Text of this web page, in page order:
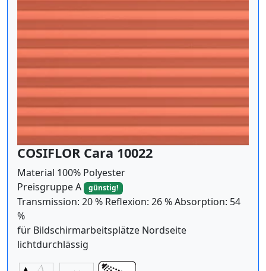
COSIFLOR Cara 10022
Material 100% Polyester
Preisgruppe A
günstig!
Transmission: 20 % Reflexion: 26 % Absorption: 54
%
für Bildschirmarbeitsplätze Nordseite
lichtdurchlässig